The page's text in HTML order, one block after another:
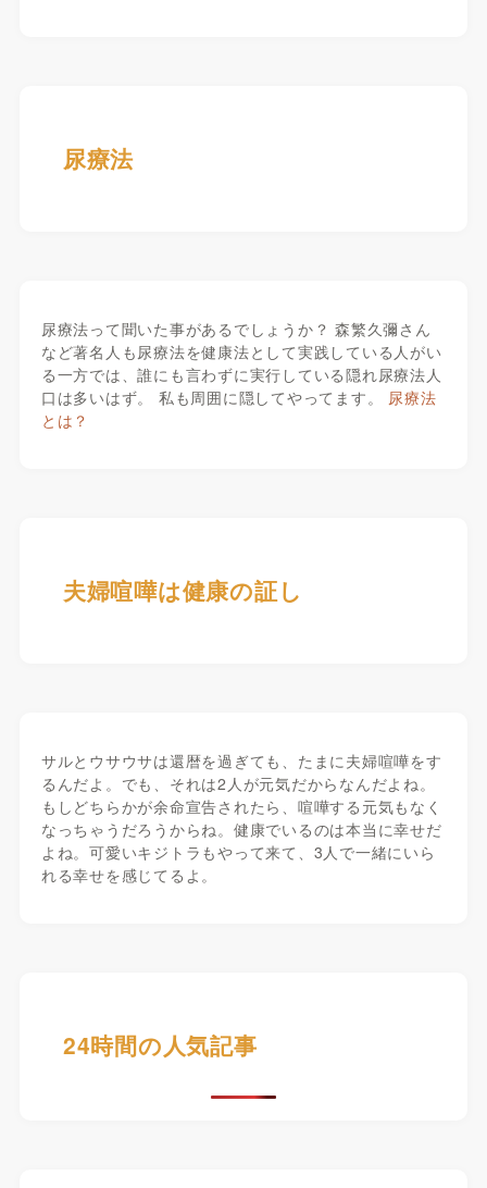
尿療法
尿療法って聞いた事があるでしょうか？ 森繁久彌さん
など著名人も尿療法を健康法として実践している人がい
る一方では、誰にも言わずに実行している隠れ尿療法人
口は多いはず。 私も周囲に隠してやってます。 尿療法
とは？
夫婦喧嘩は健康の証し
サルとウサウサは還暦を過ぎても、たまに夫婦喧嘩をす
るんだよ。でも、それは2人が元気だからなんだよね。
もしどちらかが余命宣告されたら、喧嘩する元気もなく
なっちゃうだろうからね。健康でいるのは本当に幸せだ
よね。可愛いキジトラもやって来て、3人で一緒にいら
れる幸せを感じてるよ。
24時間の人気記事